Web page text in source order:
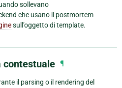
sollevano
che usano il postmortem
sull’oggetto di template.
contestuale ¶
il parsing o il rendering del